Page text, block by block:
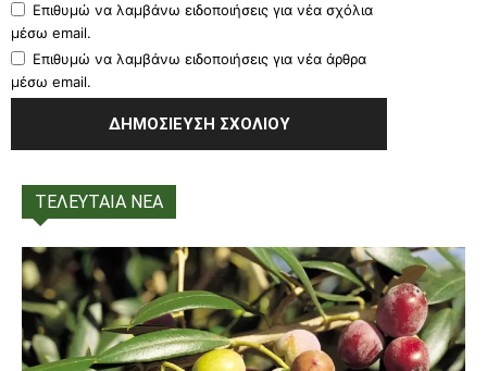
Επιθυμώ να λαμβάνω ειδοποιήσεις για νέα σχόλια
μέσω email.
Επιθυμώ να λαμβάνω ειδοποιήσεις για νέα άρθρα
μέσω email.
ΤΕΛΕΥΤΑΙΑ ΝΕΑ